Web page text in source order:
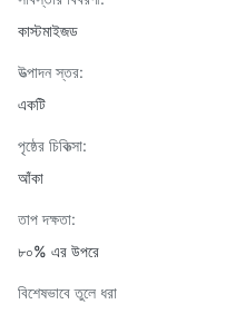
কাস্টমাইজড
উত্পাদন স্তর:
একটি
পৃষ্ঠের চিকিত্সা:
আঁকা
তাপ দক্ষতা:
৮০% এর উপরে
বিশেষভাবে তুলে ধরা